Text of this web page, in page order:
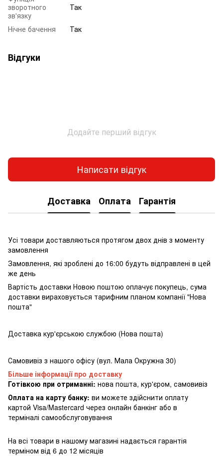
зворотного
зв'язку
Так
Нічне бачення Так
Відгуки
Додайте перший відгук
Написати відгук
Доставка Оплата Гарантія
Усі товари доставляються протягом двох днів з моменту
замовлення
Замовлення, які зроблені до 16:00 будуть відправлені в цей
же день
Вартість доставки Новою поштою оплачує покупець, сума
доставки вираховується тарифним планом компанії "Нова
пошта"
Доставка кур'єрською службою (Нова пошта)
Самовивіз з нашого офісу (вул. Мала Окружна 30)
Більше інформації про доставку
Готівкою при отриманні: нова пошта, кур'єром, самовивіз
Оплата на карту банку: ви можете здійснити оплату
картой Visa/Mastercard через онлайн банкінг або в
терміналі самообслуговування
На всі товари в нашому магазині надається гарантія
терміном від 6 до 12 місяців